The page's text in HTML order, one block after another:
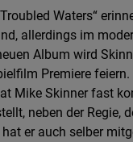
Waters“
allerdings im
Album wird
Premiere feiern.
Mike Skinner fast
neben der Regie,
er auch selber